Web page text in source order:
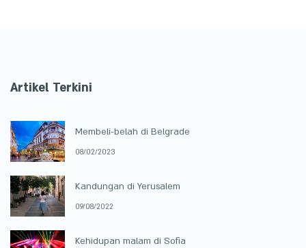
Artikel Terkini
Membeli-belah di Belgrade
08/02/2023
Kandungan di Yerusalem
09/08/2022
Kehidupan malam di Sofia